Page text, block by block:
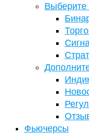
Выберите
Фьючерсы